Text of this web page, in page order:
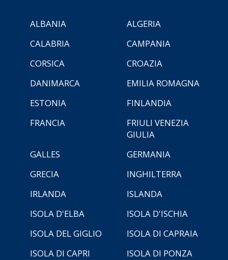
ALBANIA
ALGERIA
CALABRIA
CAMPANIA
CORSICA
CROAZIA
DANIMARCA
EMILIA ROMAGNA
ESTONIA
FINLANDIA
FRANCIA
FRIULI VENEZIA
GIULIA
GALLES
GERMANIA
GRECIA
INGHILTERRA
IRLANDA
ISLANDA
ISOLA D'ELBA
ISOLA D'ISCHIA
ISOLA DEL GIGLIO
ISOLA DI CAPRAIA
ISOLA DI CAPRI
ISOLA DI PONZA